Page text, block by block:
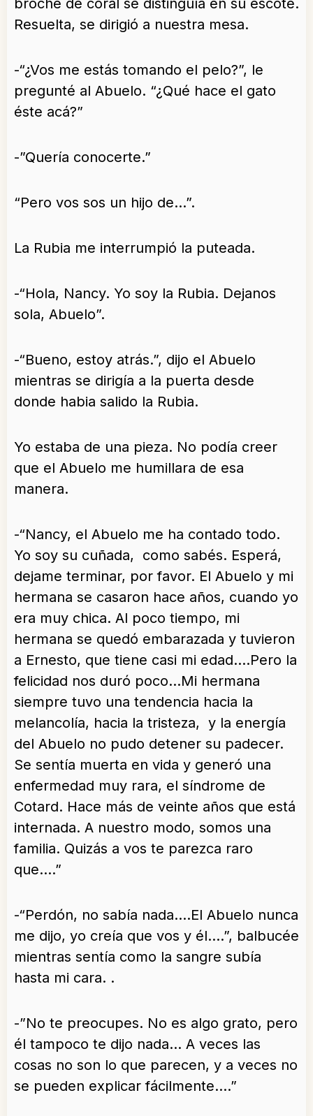
broche de coral se distinguía en su escote.
Resuelta, se dirigió a nuestra mesa.
-“¿Vos me estás tomando el pelo?”, le
pregunté al Abuelo. “¿Qué hace el gato
éste acá?”
-”Quería conocerte.”
“Pero vos sos un hijo de…”.
La Rubia me interrumpió la puteada.
-“Hola, Nancy. Yo soy la Rubia. Dejanos
sola, Abuelo”.
-“Bueno, estoy atrás.”, dijo el Abuelo
mientras se dirigía a la puerta desde
donde habia salido la Rubia.
Yo estaba de una pieza. No podía creer
que el Abuelo me humillara de esa
manera.
-“Nancy, el Abuelo me ha contado todo.
Yo soy su cuñada, como sabés. Esperá,
dejame terminar, por favor. El Abuelo y mi
hermana se casaron hace años, cuando yo
era muy chica. Al poco tiempo, mi
hermana se quedó embarazada y tuvieron
a Ernesto, que tiene casi mi edad….Pero la
felicidad nos duró poco…Mi hermana
siempre tuvo una tendencia hacia la
melancolía, hacia la tristeza, y la energía
del Abuelo no pudo detener su padecer.
Se sentía muerta en vida y generó una
enfermedad muy rara, el síndrome de
Cotard. Hace más de veinte años que está
internada. A nuestro modo, somos una
familia. Quizás a vos te parezca raro
que….”
-“Perdón, no sabía nada….El Abuelo nunca
me dijo, yo creía que vos y él….”, balbucée
mientras sentía como la sangre subía
hasta mi cara. .
-”No te preocupes. No es algo grato, pero
él tampoco te dijo nada… A veces las
cosas no son lo que parecen, y a veces no
se pueden explicar fácilmente….”